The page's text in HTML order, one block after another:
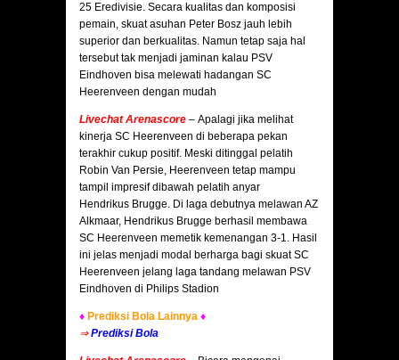
25 Eredivisie. Secara kualitas dan komposisi
pemain, skuat asuhan Peter Bosz jauh lebih
superior dan berkualitas. Namun tetap saja hal
tersebut tak menjadi jaminan kalau PSV
Eindhoven bisa melewati hadangan SC
Heerenveen dengan mudah
Livechat Arenascore – Apalagi jika melihat
kinerja SC Heerenveen di beberapa pekan
terakhir cukup positif. Meski ditinggal pelatih
Robin Van Persie, Heerenveen tetap mampu
tampil impresif dibawah pelatih anyar
Hendrikus Brugge. Di laga debutnya melawan AZ
Alkmaar, Hendrikus Brugge berhasil membawa
SC Heerenveen memetik kemenangan 3-1. Hasil
ini jelas menjadi modal berharga bagi skuat SC
Heerenveen jelang laga tandang melawan PSV
Eindhoven di Philips Stadion
♦ Prediksi Bola Lainnya ♦
⇒ Prediksi Bola